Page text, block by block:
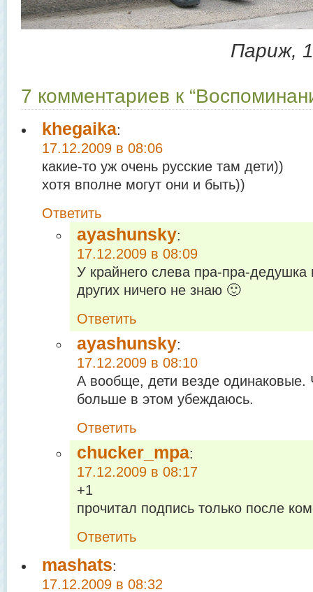
Париж,
7 комментариев к
khegaika:
17.12.2009 в 08:06
какие-то уж очень русские там дети))
хотя вполне могут они и быть))
Ответить
ayashunsky:
17.12.2009 в 08:09
У крайнего слева пра-пра-
других ничего не знаю 🙂
Ответить
ayashunsky:
17.12.2009 в 08:10
А вообще, дети везде
больше в этом убеждаюсь.
Ответить
chucker_mpa:
17.12.2009 в 08:17
+1
прочитал подпись только после
Ответить
mashats:
17.12.2009 в 08:32